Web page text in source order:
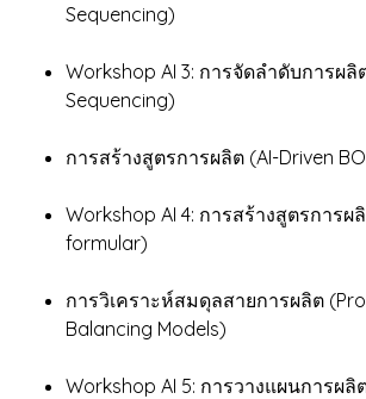
Sequencing)
Workshop AI 3: การจัดลำดับการผ
Sequencing)
การสร้างสูตรการผลิต (AI-Driven
Workshop AI 4: การสร้างสูตรการผ
formular)
การวิเคราะห์สมดุลสายการผลิต
Balancing Models)
Workshop AI 5: การวางแผนการผ